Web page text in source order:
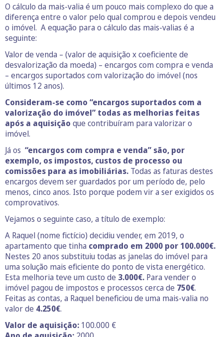
O cálculo da mais-valia é um pouco mais complexo do que a
diferença entre o valor pelo qual comprou e depois vendeu
o imóvel. A equação para o cálculo das mais-valias é a
seguinte:
Valor de venda – (valor de aquisição x coeficiente de
desvalorização da moeda) – encargos com compra e venda
– encargos suportados com valorização do imóvel (nos
últimos 12 anos).
Consideram-se como “encargos suportados com a
valorização do imóvel” todas as melhorias feitas
após a aquisição que contribuíram para valorizar o
imóvel.
Já os “encargos com compra e venda” são, por
exemplo, os impostos, custos de processo ou
comissões para as imobiliárias. Todas as faturas destes
encargos devem ser guardados por um período de, pelo
menos, cinco anos. Isto porque podem vir a ser exigidos os
comprovativos.
Vejamos o seguinte caso, a título de exemplo:
A Raquel (nome fictício) decidiu vender, em 2019, o
apartamento que tinha comprado em 2000 por 100.000€.
Nestes 20 anos substituiu todas as janelas do imóvel para
uma solução mais eficiente do ponto de vista energético.
Esta melhoria teve um custo de 3.000€. Para vender o
imóvel pagou de impostos e processos cerca de 750€.
Feitas as contas, a Raquel beneficiou de uma mais-valia no
valor de 4.250€.
Valor de aquisição: 100.000 €